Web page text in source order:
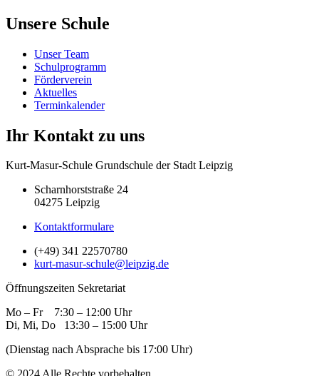
Unsere Schule
Unser Team
Schulprogramm
Förderverein
Aktuelles
Terminkalender
Ihr Kontakt zu uns
Kurt-Masur-Schule Grundschule der Stadt Leipzig
Scharnhorststraße 24
04275 Leipzig
Kontaktformulare
(+49) 341 22570780
kurt-masur-schule@leipzig.de
Öffnungszeiten Sekretariat
Mo – Fr 7:30 – 12:00 Uhr
Di, Mi, Do 13:30 – 15:00 Uhr
(Dienstag nach Absprache bis 17:00 Uhr)